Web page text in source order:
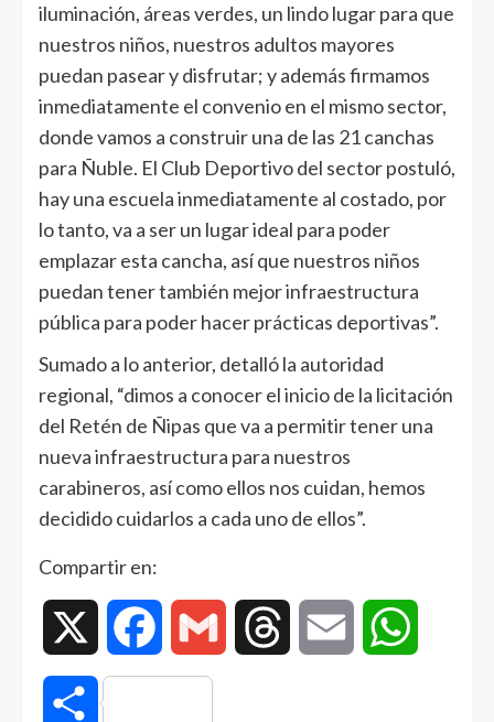
iluminación, áreas verdes, un lindo lugar para que
nuestros niños, nuestros adultos mayores
puedan pasear y disfrutar; y además firmamos
inmediatamente el convenio en el mismo sector,
donde vamos a construir una de las 21 canchas
para Ñuble. El Club Deportivo del sector postuló,
hay una escuela inmediatamente al costado, por
lo tanto, va a ser un lugar ideal para poder
emplazar esta cancha, así que nuestros niños
puedan tener también mejor infraestructura
pública para poder hacer prácticas deportivas”.
Sumado a lo anterior, detalló la autoridad
regional, “dimos a conocer el inicio de la licitación
del Retén de Ñipas que va a permitir tener una
nueva infraestructura para nuestros
carabineros, así como ellos nos cuidan, hemos
decidido cuidarlos a cada uno de ellos”.
Compartir en:
Facebook Gmail Threads Email
Compartir